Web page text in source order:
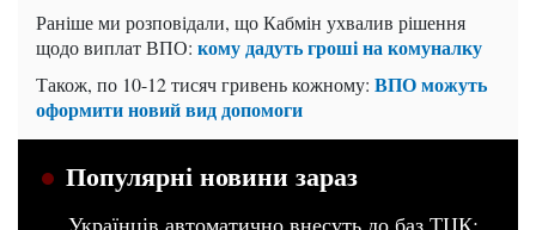
Раніше ми розповідали, що Кабмін ухвалив рішення
щодо виплат ВПО: кому дадуть гроші на комуналку
Також, по 10-12 тисяч гривень кожному: ВПО можуть
оформити новий вид допомоги
Популярні новини зараз
Українців автоматично внесуть до баз ТЦК: